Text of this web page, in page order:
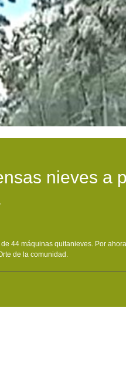
nieves a
44 máquinas quitanieves. Por
de la comunidad.